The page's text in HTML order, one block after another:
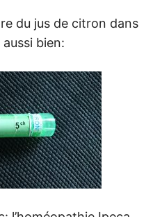
du jus de citron dans
aussi bien: